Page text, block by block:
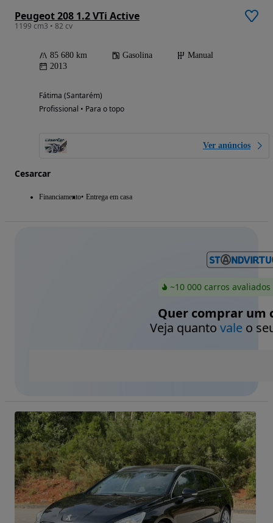
Peugeot 208 1.2 VTi Active
1199 cm3 • 82 cv
85 680 km Gasolina
Manual
2013
Fátima (Santarém)
Profissional • Para o topo
Ver anúncios
Cesarcar
Financiamento Entrega em casa
~10 000 carros
Quer comprar um
Veja quanto valeo